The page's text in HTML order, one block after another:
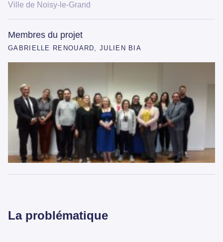
Ville de Noisy-le-Grand
Membres du projet
GABRIELLE RENOUARD, JULIEN BIA
La problématique